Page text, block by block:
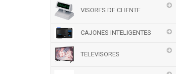
VISORES DE CLIENTE
CAJONES INTELIGENTES
TELEVISORES